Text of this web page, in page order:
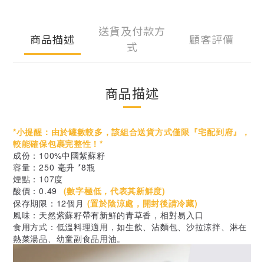
商品描述
送貨及付款方
式
顧客評價
商品描述
*小提醒：由於罐數較多，該組合送貨方式僅限『宅配到府』，
較能確保包裹完整性！ *
成份：100%中國紫蘇籽
容量：250 毫升 *8瓶
煙點：107度
酸價：0.49
(數字極低，代表其新鮮度)
保存期限：12個月 (置於陰涼處，開封後請冷藏)
風味：天然紫蘇籽帶有新鮮的青草香，相對易入口
食用方式：低溫料理適用，如生飲、沾麵包、沙拉涼拌、淋在
熱菜湯品、幼童副食品用油。